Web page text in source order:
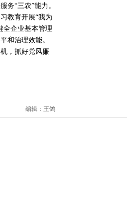
务“三农”能力。
教育开展“我为
全企业基本管理
和治理效能。
，抓好党风廉
编辑：王鸽